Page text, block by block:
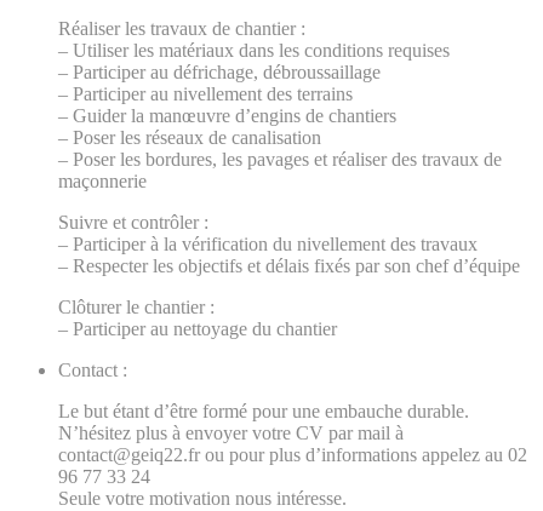
Réaliser les travaux de chantier :
– Utiliser les matériaux dans les conditions requises
– Participer au défrichage, débroussaillage
– Participer au nivellement des terrains
– Guider la manœuvre d’engins de chantiers
– Poser les réseaux de canalisation
– Poser les bordures, les pavages et réaliser des travaux de
maçonnerie
Suivre et contrôler :
– Participer à la vérification du nivellement des travaux
– Respecter les objectifs et délais fixés par son chef d’équipe
Clôturer le chantier :
– Participer au nettoyage du chantier
Contact :
Le but étant d’être formé pour une embauche durable.
N’hésitez plus à envoyer votre CV par mail à
contact@geiq22.fr ou pour plus d’informations appelez au 02
96 77 33 24
Seule votre motivation nous intéresse.